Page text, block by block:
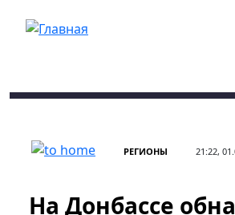
РЕГИОНЫ 21:22,
На Донбассе